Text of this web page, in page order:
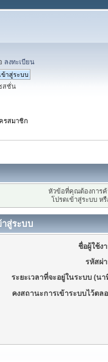
ลงทะเบียน
สชั่น
รสมาชิก
หัวข้อที่คุณต้องการ
โปรดเข้าสู่ระบบ ห
าสู่ระบบ
ชื่อผู้ใช้ง
รหัสผ่
ระยะเวลาที่จะอยู่ในระบบ (นา
คงสถานะการเข้าระบบไว้ตล